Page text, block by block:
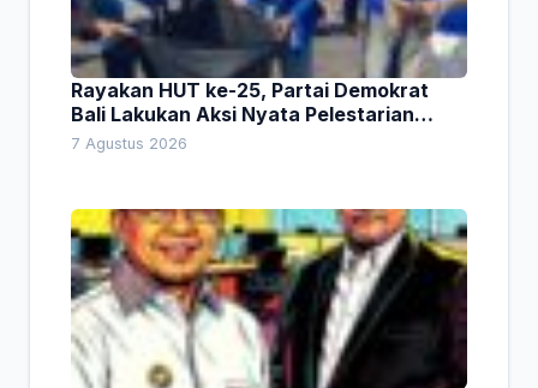
Rayakan HUT ke-25, Partai Demokrat
Bali Lakukan Aksi Nyata Pelestarian
Lingkungan
7 Agustus 2026